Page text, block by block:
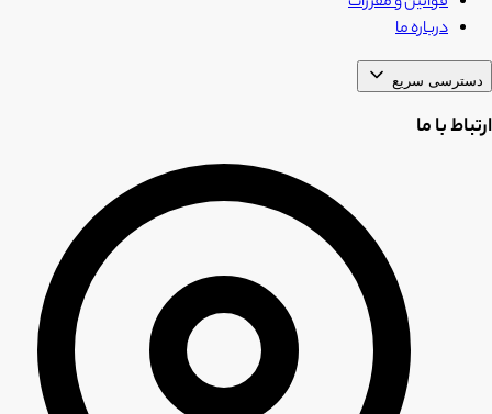
درباره ما
دسترسی سریع
ارتباط با ما